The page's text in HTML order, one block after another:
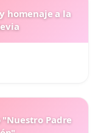
homenaje a la
Padre